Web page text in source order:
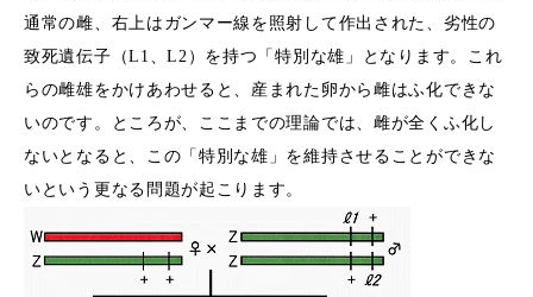
通常の雌、右上はガンマー線を照射して作出された、劣性の
致死遺伝子（L1、L2）を持つ「特別な雄」となります。これ
らの雌雄をかけあわせると、産まれた卵から雌はふ化できな
いのです。ところが、ここまでの理論では、雌が全くふ化し
ないとなると、この「特別な雄」を維持させることができな
いという更なる問題が起こります。